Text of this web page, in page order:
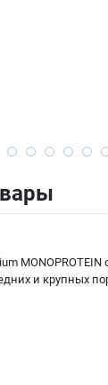
и крупных